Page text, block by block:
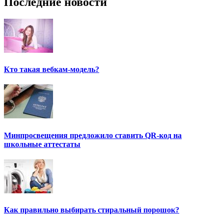
Кто такая вебкам-модель?
Минпросвещения предложило ставить QR-код на
школьные аттестаты
Как правильно выбирать стиральный порошок?